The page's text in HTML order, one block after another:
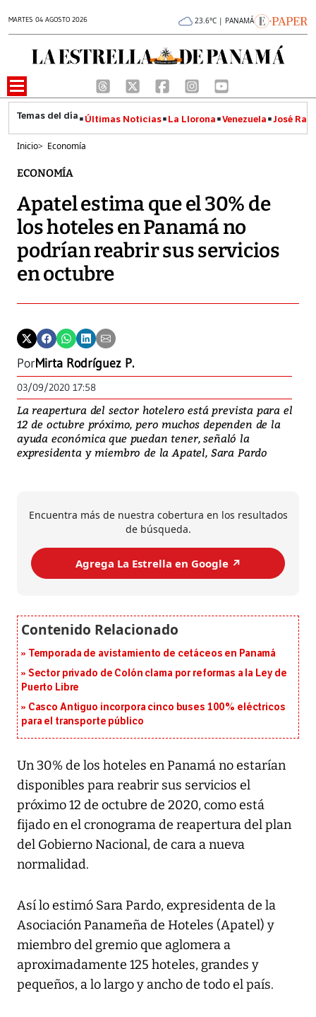
MARTES 04 AGOSTO 2026 23.6°C | PANAMÁ
Últimas Noticias La Llorona Venezuela José
Inicio> Economía
ECONOMÍA
Apatel estima que el 30% de
los hoteles en Panamá no
podrían reabrir sus servicios
en octubre
PorMirta Rodríguez P.
03/09/2020 17:58
La reapertura del sector hotelero está prevista para el
12 de octubre próximo, pero muchos dependen de la
ayuda económica que puedan tener, señaló la
expresidenta y miembro de la Apatel, Sara Pardo
Encuentra más de nuestra cobertura en los resultados
de búsqueda.
Agrega La Estrella en Google ↗️
Temporada de avistamiento de cetáceos en Panamá
Sector privado de Colón clama por reformas a la Ley de
Puerto Libre
Casco Antiguo incorpora cinco buses 100% eléctricos
para el transporte público
Un 30% de los hoteles en Panamá no estarían
disponibles para reabrir sus servicios el
próximo 12 de octubre de 2020, como está
fijado en el cronograma de reapertura del plan
del Gobierno Nacional, de cara a nueva
normalidad.
Así lo estimó Sara Pardo, expresidenta de la
Asociación Panameña de Hoteles (Apatel) y
miembro del gremio que aglomera a
aproximadamente 125 hoteles, grandes y
pequeños, a lo largo y ancho de todo el país.